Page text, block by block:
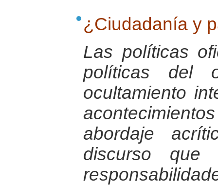
¿Ciudadanía y
Las políticas
políticas del
ocultamiento
abordaje
discurso que